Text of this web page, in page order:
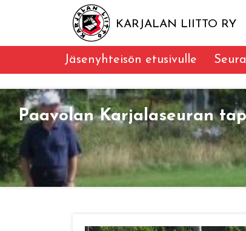
KARJALAN LIITTO RY
Jäsenyhteisön etusivulle
Paavolan Karjalaseuran